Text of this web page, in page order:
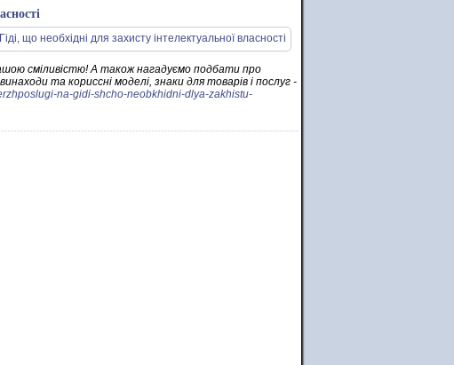
сміливістю! А також нагадуємо подбати про
та кориссні моделі, знаки для товарів і послуг -
na-gidi-shcho-neobkhidni-dlya-zakhistu-